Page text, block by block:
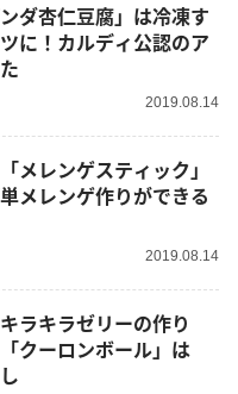
ダ杏仁豆腐」は冷凍す
に！カルディ公認のア
2019.08.14
メレンゲスティック」
メレンゲ作りができる
2019.08.14
ラキラゼリーの作り
クーロンボール」は